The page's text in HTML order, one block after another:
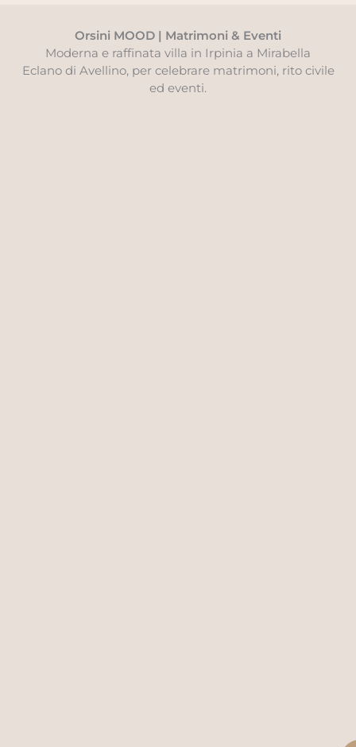
Orsini MOOD | Matrimoni & Eventi
Moderna e raffinata villa in Irpinia a Mirabella
Eclano di Avellino, per celebrare matrimoni, rito civile
ed eventi.